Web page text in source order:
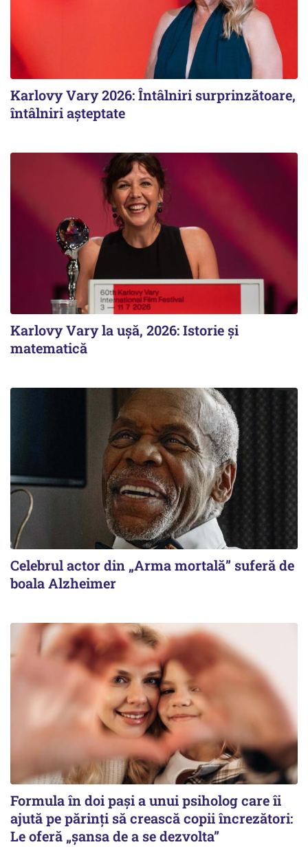
Karlovy Vary 2026: Întâlniri surprinzătoare,
întâlniri așteptate
Karlovy Vary la ușă, 2026: Istorie și
matematică
Celebrul actor din „Arma mortală” suferă de
boala Alzheimer
Formula în doi pași a unui psiholog care îi
ajută pe părinți să crească copii încrezători:
Le oferă „șansa de a se dezvolta”